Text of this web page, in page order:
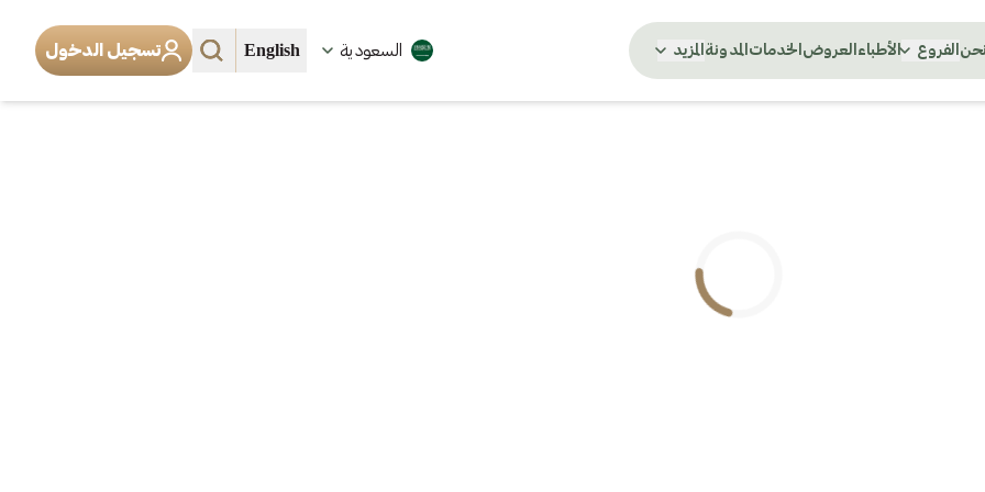
الفروع الأطباء العروض الخدمات المدونة المزيد السعودية English تسجيل الدخول